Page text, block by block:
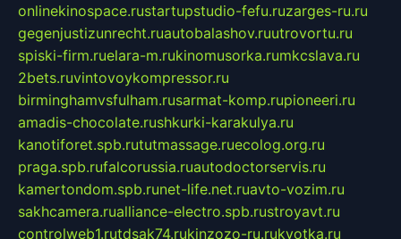
onlinekinospace.rustartupstudio-fefu.ruzarges-ru.ru
gegenjustizunrecht.ruautobalashov.ruutrovortu.ru
spiski-firm.ruelara-m.rukinomusorka.rumkcslava.ru
2bets.ruvintovoykompressor.ru
birminghamvsfulham.rusarmat-komp.rupioneeri.ru
amadis-chocolate.rushkurki-karakulya.ru
kanotiforet.spb.rututmassage.ruecolog.org.ru
praga.spb.rufalcorussia.ruautodoctorservis.ru
kamertondom.spb.runet-life.net.ruavto-vozim.ru
sakhcamera.rualliance-electro.spb.rustroyavt.ru
controlweb1.rutdsak74.rukinzozo-ru.rukvotka.ru